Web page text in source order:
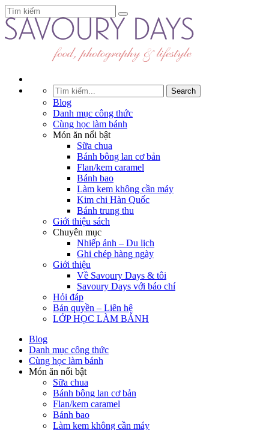
Blog
Danh mục công thức
Cùng học làm bánh
Món ăn nổi bật
Sữa chua
Bánh bông lan cơ bản
Flan/kem caramel
Bánh bao
Làm kem không cần máy
Kim chi Hàn Quốc
Bánh trung thu
Giới thiệu sách
Chuyên mục
Nhiếp ảnh – Du lịch
Ghi chép hàng ngày
Giới thiệu
Về Savoury Days & tôi
Savoury Days với báo chí
Hỏi đáp
Bản quyền – Liên hệ
LỚP HỌC LÀM BÁNH
Blog
Danh mục công thức
Cùng học làm bánh
Món ăn nổi bật
Sữa chua
Bánh bông lan cơ bản
Flan/kem caramel
Bánh bao
Làm kem không cần máy